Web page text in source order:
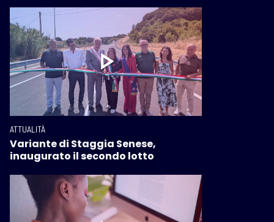
ATTUALITÀ
Variante di Staggia Senese,
inaugurato il secondo lotto